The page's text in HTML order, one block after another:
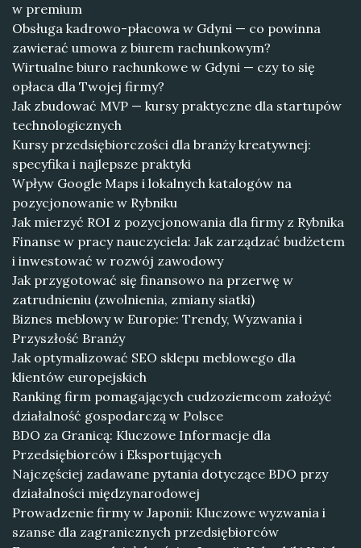
w premium
Obsługa kadrowo-płacowa w Gdyni — co powinna
zawierać umowa z biurem rachunkowym?
Wirtualne biuro rachunkowe w Gdyni — czy to się
opłaca dla Twojej firmy?
Jak zbudować MVP — kursy praktyczne dla startupów
technologicznych
Kursy przedsiębiorczości dla branży kreatywnej:
specyfika i najlepsze praktyki
Wpływ Google Maps i lokalnych katalogów na
pozycjonowanie w Rybniku
Jak mierzyć ROI z pozycjonowania dla firmy z Rybnika
Finanse w pracy nauczyciela: Jak zarządzać budżetem
i inwestować w rozwój zawodowy
Jak przygotować się finansowo na przerwę w
zatrudnieniu (zwolnienia, zmiany siatki)
Biznes meblowy w Europie: Trendy, Wyzwania i
Przyszłość Branży
Jak optymalizować SEO sklepu meblowego dla
klientów europejskich
Ranking firm pomagających cudzoziemcom założyć
działalność gospodarczą w Polsce
BDO za Granicą: Kluczowe Informacje dla
Przedsiębiorców i Eksportujących
Najczęściej zadawane pytania dotyczące BDO przy
działalności międzynarodowej
Prowadzenie firmy w Japonii: Kluczowe wyzwania i
szanse dla zagranicznych przedsiębiorców